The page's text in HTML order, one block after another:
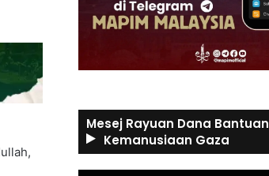
Mesej Rayuan Dana Bantuan
Kemanusiaan Gaza